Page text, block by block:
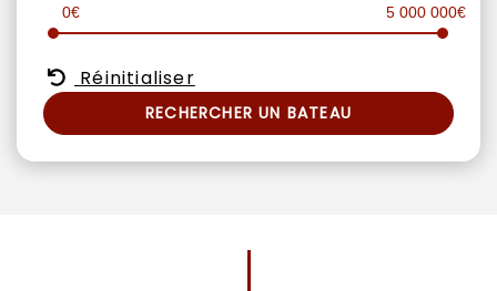
0€ 5 000 000€
Réinitialiser
RECHERCHER UN BATEAU